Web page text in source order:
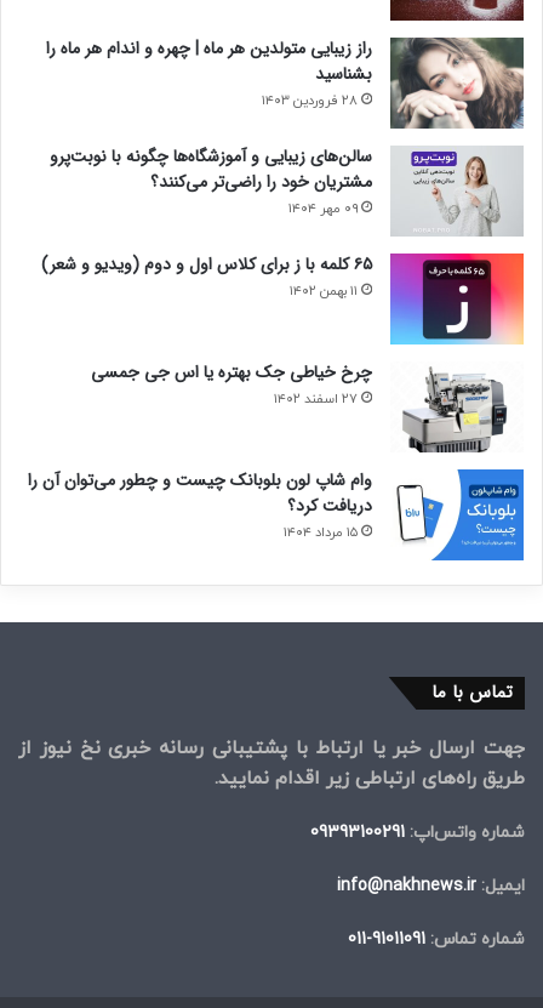
راز زیبایی متولدین هر ماه | چهره و اندام هر ماه را
بشناسید
۲۸ فروردین ۱۴۰۳
سالن‌های زیبایی و آموزشگاه‌ها چگونه با نوبت‌پرو
مشتریان خود را راضی‌تر می‌کنند؟
۰۹ مهر ۱۴۰۴
۶۵ کلمه با ز برای کلاس اول و دوم (ویدیو و شعر)
۱۱ بهمن ۱۴۰۲
چرخ خیاطی جک بهتره یا اس جی جمسی
۲۷ اسفند ۱۴۰۲
وام شاپ لون بلوبانک چیست و چطور می‌توان آن را
دریافت کرد؟
۱۵ مرداد ۱۴۰۴
تماس با ما
جهت ارسال خبر یا ارتباط با پشتیبانی رسانه خبری نخ نیوز از
طریق راه‌های ارتباطی زیر اقدام نمایید.
شماره واتس‌اپ: 09393100291
ایمیل: info@nakhnews.ir
شماره تماس: 91011091-011